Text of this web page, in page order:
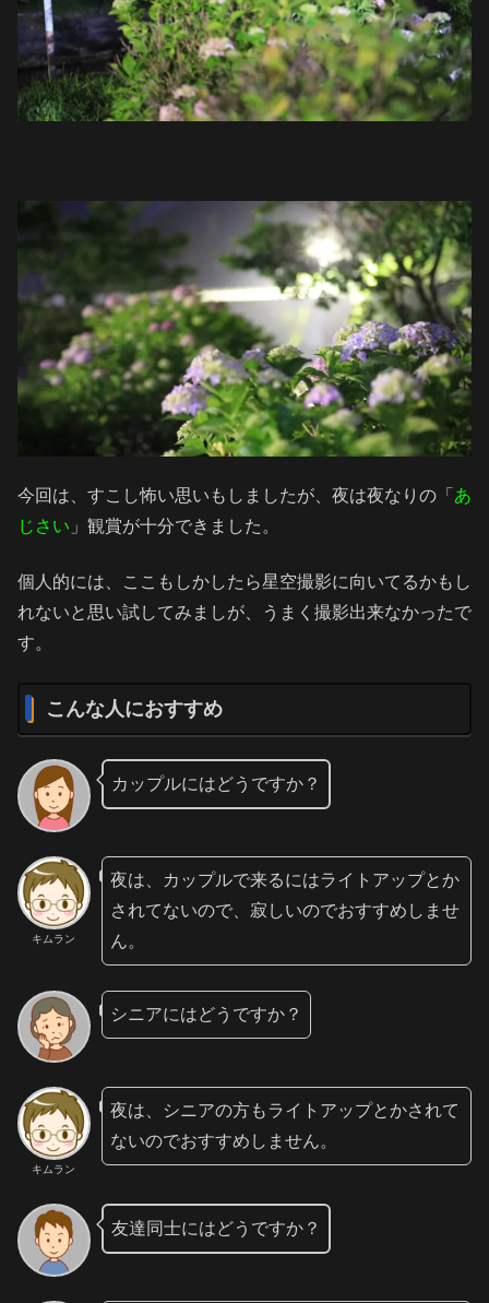
今回は、すこし怖い思いもしましたが、夜は夜なりの「 あ
じさい 」観賞が十分できました。
個人的には、ここもしかしたら星空撮影に向いてるかもし
れないと思い試してみましが、うまく撮影出来なかったで
す。
こんな人におすすめ
カップルにはどうですか？
キムラン
夜は、カップルで来るにはライトアップとか
されてないので、寂しいのでおすすめしませ
ん。
シニアにはどうですか？
キムラン
夜は、シニアの方もライトアップとかされて
ないのでおすすめしません。
友達同士にはどうですか？